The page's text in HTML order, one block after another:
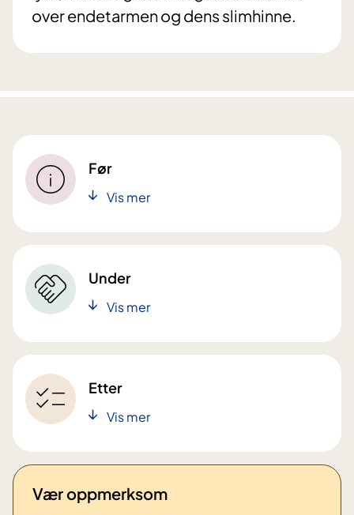
over endetarmen og dens slimhinne.
Før
Vis mer
Under
Vis mer
Etter
Vis mer
Vær oppmerksom